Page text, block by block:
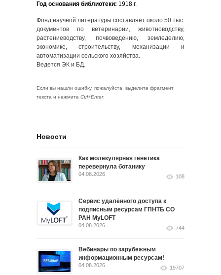
Год основания библиотеки: 1918 г.
Фонд научной литературы составляет около 50 тыс.
документов по ветеринарии, животноводству,
растениеводству, почвоведению, земледелию,
экономике, строительству, механизации и
автоматизации сельского хозяйства.
Ведется ЭК и БД.
Если вы нашли ошибку, пожалуйста, выделите фрагмент
текста и нажмите Ctrl+Enter.
Новости
Как молекулярная генетика
перевернула ботанику
04.08.2026 108
Сервис удалённого доступа к
подписным ресурсам ГПНТБ СО
РАН MyLOFT
04.08.2026 744
Вебинары по зарубежным
информационным ресурсам!
04.08.2026 19707